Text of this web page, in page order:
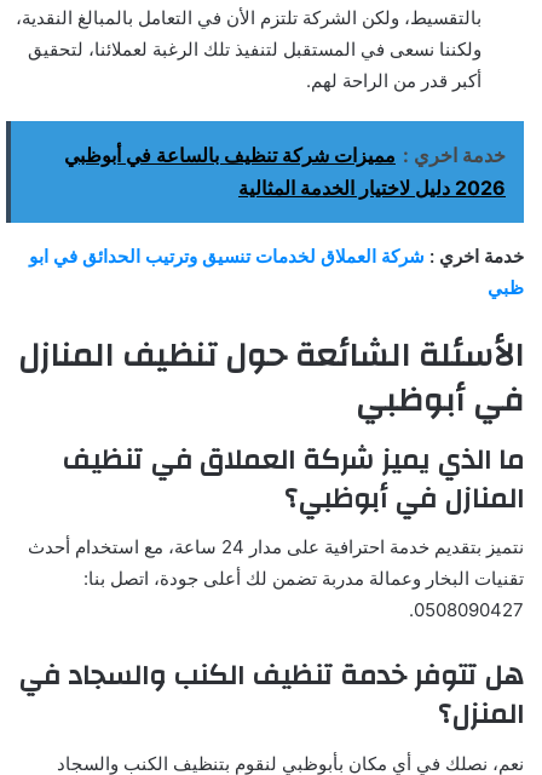
بالتقسيط، ولكن الشركة تلتزم الأن في التعامل بالمبالغ النقدية،
ولكننا نسعى في المستقبل لتنفيذ تلك الرغبة لعملائنا، لتحقيق
أكبر قدر من الراحة لهم.
خدمة اخري : مميزات شركة تنظيف بالساعة في أبوظبي
2026 دليل لاختيار الخدمة المثالية
خدمة اخري : شركة العملاق لخدمات تنسيق وترتيب الحدائق في ابو
ظبي
الأسئلة الشائعة حول تنظيف المنازل
في أبوظبي
ما الذي يميز شركة العملاق في تنظيف
المنازل في أبوظبي؟
نتميز بتقديم خدمة احترافية على مدار 24 ساعة، مع استخدام أحدث
تقنيات البخار وعمالة مدربة تضمن لك أعلى جودة، اتصل بنا:
0508090427.
هل تتوفر خدمة تنظيف الكنب والسجاد في
المنزل؟
نعم، نصلك في أي مكان بأبوظبي لنقوم بتنظيف الكنب والسجاد